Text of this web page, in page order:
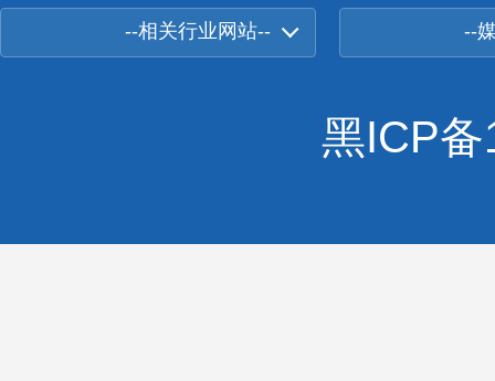
--相关行业网站-- --
黑ICP